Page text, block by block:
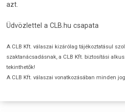
azt.
Üdvözlettel a CLB.hu csapata
A CLB Kft. válaszai kizárólag tájékoztatásul
szaktanácsadásnak, a CLB Kft. biztosítási
tekinthetők!
A CLB Kft. válaszai vonatkozásában minden